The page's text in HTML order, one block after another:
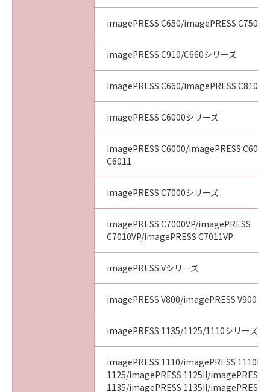
imagePRESS C650/imagePRESS C750/
imagePRESS C910/C660シリーズ
imagePRESS C660/imagePRESS C810/
imagePRESS C6000シリーズ
imagePRESS C6000/imagePRESS
C6011
imagePRESS C7000シリーズ
imagePRESS C7000VP/imagePRESS
C7010VP/imagePRESS C7011VP
imagePRESS Vシリーズ
imagePRESS V800/imagePRESS V900
imagePRESS 1135/1125/1110シリーズ
imagePRESS 1110/imagePRESS 1110II/
1125/imagePRESS 1125II/imagePRESS
1135/imagePRESS 1135II/imagePRESS